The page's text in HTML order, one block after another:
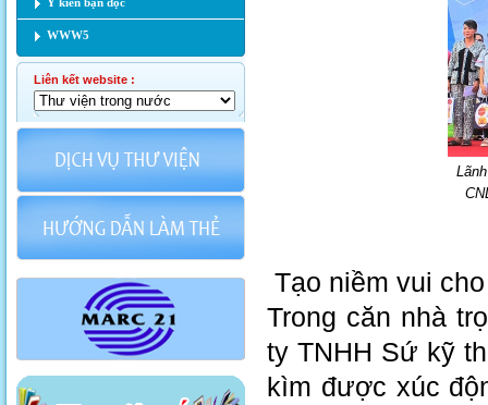
WWW5
Liên kết website :
Tạo niềm vui
Trong căn nhà
ty TNHH Sứ kỹ
kìm được xúc